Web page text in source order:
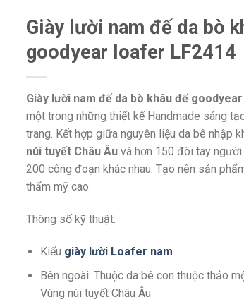
Giày lười nam đế da bò
goodyear loafer LF2414
Giày lười nam đế da bò khâu đế
một trong những thiết kế Handmade sáng
trang. Kết hợp giữa nguyên liệu da bê nhập
núi tuyết Châu Âuvà hơn 150 đôi tay người
200 công đoạn khác nhau. Tạo nên sản
thẩm mỹ cao.
Thông số kỹ thuật:
Kiểu giày lười Loafer nam
Bên ngoài: Thuộc da bê con thuộc thảo
Vùng núi tuyết Châu Âu